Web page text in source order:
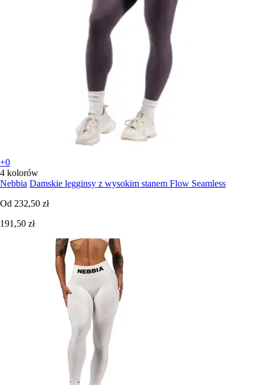
+0
4 kolorów
Nebbia Damskie legginsy z wysokim stanem Flow Seamless
Od 232,50 zł
191,50 zł